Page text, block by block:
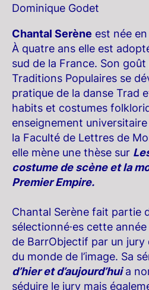
Dominique Godet
Chantal Serène est née
À quatre ans elle est
sud de la France. Son
Traditions Populaires se
pratique de la danse Trad
habits et costumes
enseignement universitaire
la Faculté de Lettres de
elle mène une thèse sur
costume de scène et la
Premier Empire.
Chantal Serène fait partie
sélectionné·es cette
de BarrObjectif par un jury
du monde de l’image. Sa
d’hier et d’aujourd’huia
séduire le jury mais